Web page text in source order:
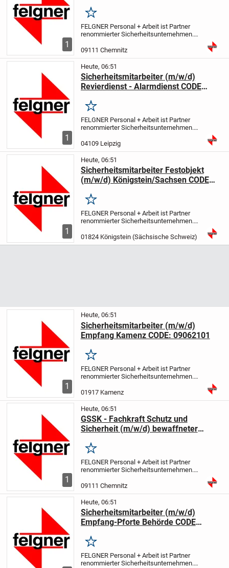
1
Merken
FELGNER Personal + Arbeit ist Partner
renommierter Sicherheitsunternehmen.
Bereich Personalvermittlung tätig. Bei der
nachfolgenden Position handelt es sich
um...
09111 Chemnitz
1
Heute, 06:51
Sicherheitsmitarbeiter (m/w/d)
Revierdienst - Alarmdienst CODE
Merken
FELGNER Personal + Arbeit ist Partner
renommierter Sicherheitsunternehmen.
Bereich Personalvermittlung tätig. Bei der
nachfolgenden Position handelt es sich
um...
04109 Leipzig
1
Heute, 06:51
Sicherheitsmitarbeiter Festobjekt
(m/w/d) Königstein/Sachsen CODE
Merken
FELGNER Personal + Arbeit ist Partner
renommierter Sicherheitsunternehmen.
Bereich Personalvermittlung tätig. Bei der
nachfolgenden Position handelt es sich
01824 Königstein (Sächsische Schweiz)
1
Heute, 06:51
Sicherheitsmitarbeiter (m/w/d)
Empfang Kamenz CODE: 09062101
Merken
FELGNER Personal + Arbeit ist Partner
renommierter Sicherheitsunternehmen.
Bereich Personalvermittlung tätig. Bei der
nachfolgenden Position handelt es sich
um...
01917 Kamenz
1
Heute, 06:51
GSSK - Fachkraft Schutz und
Sicherheit (m/w/d) bewaffneter
Merken
FELGNER Personal + Arbeit ist Partner
renommierter Sicherheitsunternehmen.
Bereich Personalvermittlung tätig. Bei der
nachfolgenden Position handelt es sich
um...
09111 Chemnitz
Heute, 06:51
Sicherheitsmitarbeiter (m/w/d)
Empfang-Pforte Behörde CODE
Merken
FELGNER Personal + Arbeit ist Partner
renommierter Sicherheitsunternehmen.